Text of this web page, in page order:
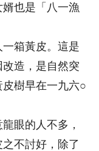
也是「八一漁
箱黃皮。這是
造，是自然突
樹早在一九六○
眼的人不多，
不討好，除了